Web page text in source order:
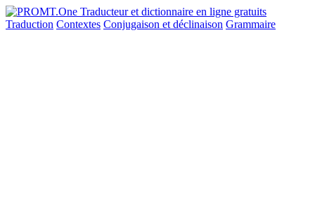
Traduction Contextes Conjugaison et déclinaison Grammaire